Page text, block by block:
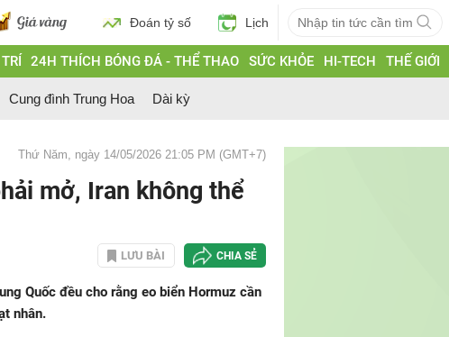
Đoán tỷ số Lịch
24H THÍCH BÓNG ĐÁ - THỂ THAO SỨC KHỎE HI-TECH THẾ GIỚI
Cung đình Trung Hoa Dài kỳ
Thứ Năm, ngày 14/05/2026 21:05 PM (GMT+7)
mở, Iran không thể
LƯU BÀI CHIA SẺ
Quốc đều cho rằng eo biển Hormuz cần
nhân.